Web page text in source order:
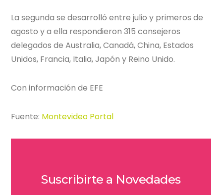
La segunda se desarrolló entre julio y primeros de
agosto y a ella respondieron 315 consejeros
delegados de Australia, Canadá, China, Estados
Unidos, Francia, Italia, Japón y Reino Unido.
Con información de EFE
Fuente: Montevideo Portal
Suscribirte a Novedades